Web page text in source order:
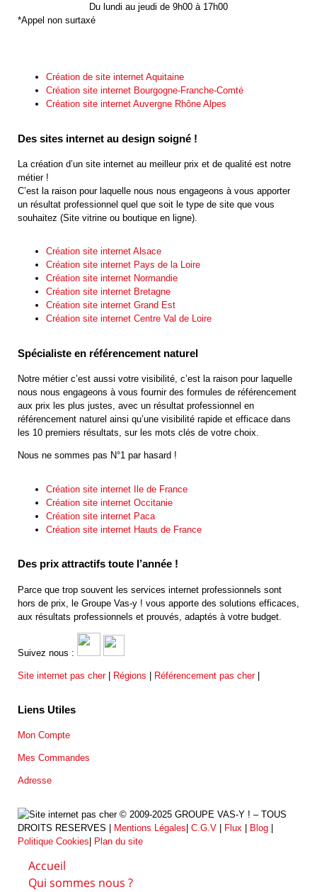
Du lundi au jeudi de 9h00 à 17h00
*Appel non surtaxé
Création de site internet Aquitaine
Création site internet Bourgogne-Franche-Comté
Création site internet Auvergne Rhône Alpes
Des sites internet au design soigné !
La création d’un site internet au meilleur prix et de qualité est notre
métier !
C’est la raison pour laquelle nous nous engageons à vous apporter
un résultat professionnel quel que soit le type de site que vous
souhaitez (Site vitrine ou boutique en ligne).
Création site internet Alsace
Création site internet Pays de la Loire
Création site internet Normandie
Création site internet Bretagne
Création site internet Grand Est
Création site internet Centre Val de Loire
Spécialiste en référencement naturel
Notre métier c’est aussi votre visibilité, c’est la raison pour laquelle
nous nous engageons à vous fournir des formules de référencement
aux prix les plus justes, avec un résultat professionnel en
référencement naturel ainsi qu’une visibilité rapide et efficace dans
les 10 premiers résultats, sur les mots clés de votre choix.
Nous ne sommes pas N°1 par hasard !
Création site internet Ile de France
Création site internet Occitanie
Création site internet Paca
Création site internet Hauts de France
Des prix attractifs toute l’année !
Parce que trop souvent les services internet professionnels sont
hors de prix, le Groupe Vas-y ! vous apporte des solutions efficaces,
aux résultats professionnels et prouvés, adaptés à votre budget.
Suivez nous :
Site internet pas cher| Régions | Référencement pas cher|
Liens Utiles
Mon Compte
Mes Commandes
Adresse
© 2009-2025 GROUPE VAS-Y ! – TOUS
DROITS RESERVES |
Mentions Légales C.G.V Flux Blog
Politique Cookies
Plan du site
Accueil
Qui sommes nous ?